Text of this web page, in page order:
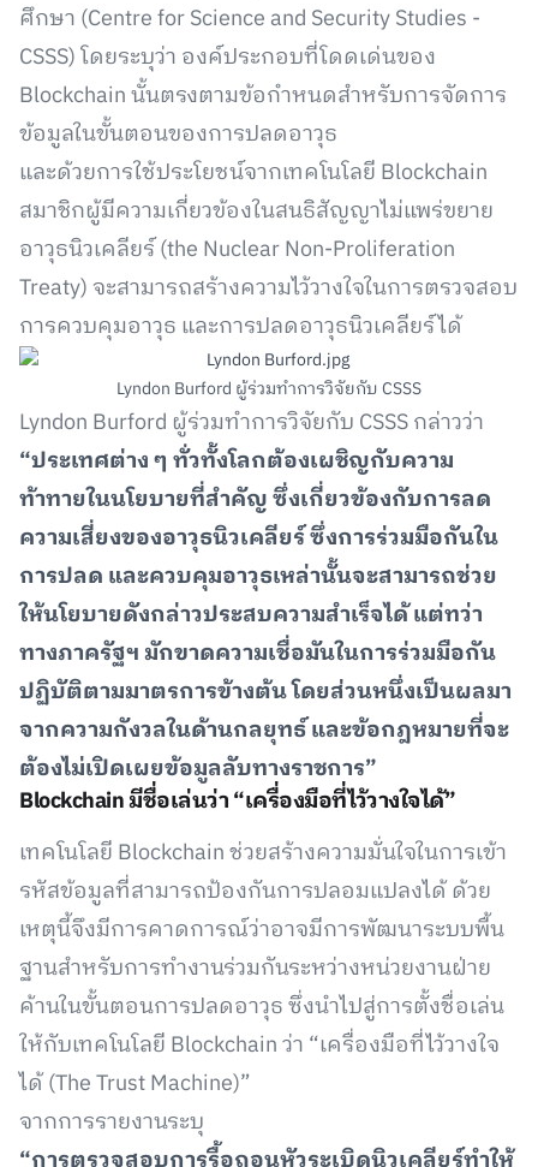
ศึกษา (Centre for Science and Security Studies -
CSSS) โดยระบุว่า องค์ประกอบที่โดดเด่นของ
Blockchain นั้นตรงตามข้อกำหนดสำหรับการจัดการ
ข้อมูลในขั้นตอนของการปลดอาวุธ
และด้วยการใช้ประโยชน์จากเทคโนโลยี Blockchain
สมาชิกผู้มีความเกี่ยวข้องในสนธิสัญญาไม่แพร่ขยาย
อาวุธนิวเคลียร์ (the Nuclear Non-Proliferation
Treaty) จะสามารถสร้างความไว้วางใจในการตรวจสอบ
การควบคุมอาวุธ และการปลดอาวุธนิวเคลียร์ได้
Lyndon Burford ผู้ร่วมทำการวิจัยกับ CSSS
Lyndon Burford ผู้ร่วมทำการวิจัยกับ CSSS กล่าวว่า
“ประเทศต่าง ๆ ทั่วทั้งโลกต้องเผชิญกับความ
ท้าทายในนโยบายที่สำคัญ ซึ่งเกี่ยวข้องกับการลด
ความเสี่ยงของอาวุธนิวเคลียร์ ซึ่งการร่วมมือกันใน
การปลด และควบคุมอาวุธเหล่านั้นจะสามารถช่วย
ให้นโยบายดังกล่าวประสบความสำเร็จได้ แต่ทว่า
ทางภาครัฐฯ มักขาดความเชื่อมันในการร่วมมือกัน
ปฏิบัติตามมาตรการข้างต้น โดยส่วนหนึ่งเป็นผลมา
จากความกังวลในด้านกลยุทธ์ และข้อกฎหมายที่จะ
ต้องไม่เปิดเผยข้อมูลลับทางราชการ”
Blockchain มีชื่อเล่นว่า “เครื่องมือที่ไว้วางใจได้”
เทคโนโลยี Blockchain ช่วยสร้างความมั่นใจในการเข้า
รหัสข้อมูลที่สามารถป้องกันการปลอมแปลงได้ ด้วย
เหตุนี้จึงมีการคาดการณ์ว่าอาจมีการพัฒนาระบบพื้น
ฐานสำหรับการทำงานร่วมกันระหว่างหน่วยงานฝ่าย
ค้านในขั้นตอนการปลดอาวุธ ซึ่งนำไปสู่การตั้งชื่อเล่น
ให้กับเทคโนโลยี Blockchain ว่า “เครื่องมือที่ไว้วางใจ
ได้ (The Trust Machine)”
จากการรายงานระบุ